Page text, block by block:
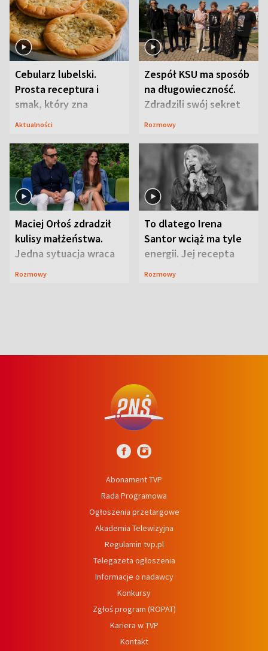
Cebularz lubelski.
Prosta receptura i
smak, który zna
Lubelszczyzna
Aktualności
Zespół KSU ma sposób
na długowieczność.
Zdradzili swój sekret
Rozmowy
Maciej Orłoś zdradził
kulisy małżeństwa.
Jedna sytuacja wraca
jak bumerang
Rozmowy
To dlatego Irena
Santor wciąż ma tyle
energii. Jej recepta
jest zaskakująco
Rozmowy
Abonament TVP
Rada Programowa
Ogłoszenia przetargowe
Akademia Telewizyjna
Regulamin tvp.pl
Telegazeta ogłoszenia
Informacje o nadawcy
Konkursy
Zgłoś program (ROPAT)
Kariera w TVP
Kontakt